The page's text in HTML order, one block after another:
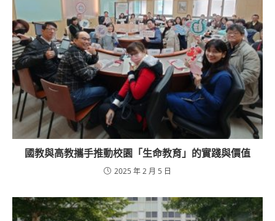
國教與高教攜手推動校園「生命教育」的實踐與價值
2025 年 2 月 5 日